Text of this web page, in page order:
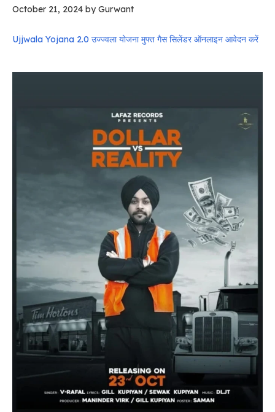
October 21, 2024 byGurwant
Ujjwala Yojana 2.0 उज्ज्वला योजना मुफ्त गैस सिलेंडर ऑनलाइन आवेदन करें